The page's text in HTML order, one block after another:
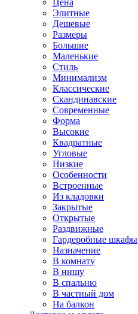
Цена
Элитные
Дешевые
Размеры
Большие
Маленькие
Стиль
Минимализм
Классические
Скандинавские
Современные
Форма
Высокие
Квадратные
Угловые
Низкие
Особенности
Встроенные
Из кладовки
Закрытые
Открытые
Раздвижные
Гардеробные шкафы
Назначение
В комнату
В нишу
В спальню
В частный дом
На балкон